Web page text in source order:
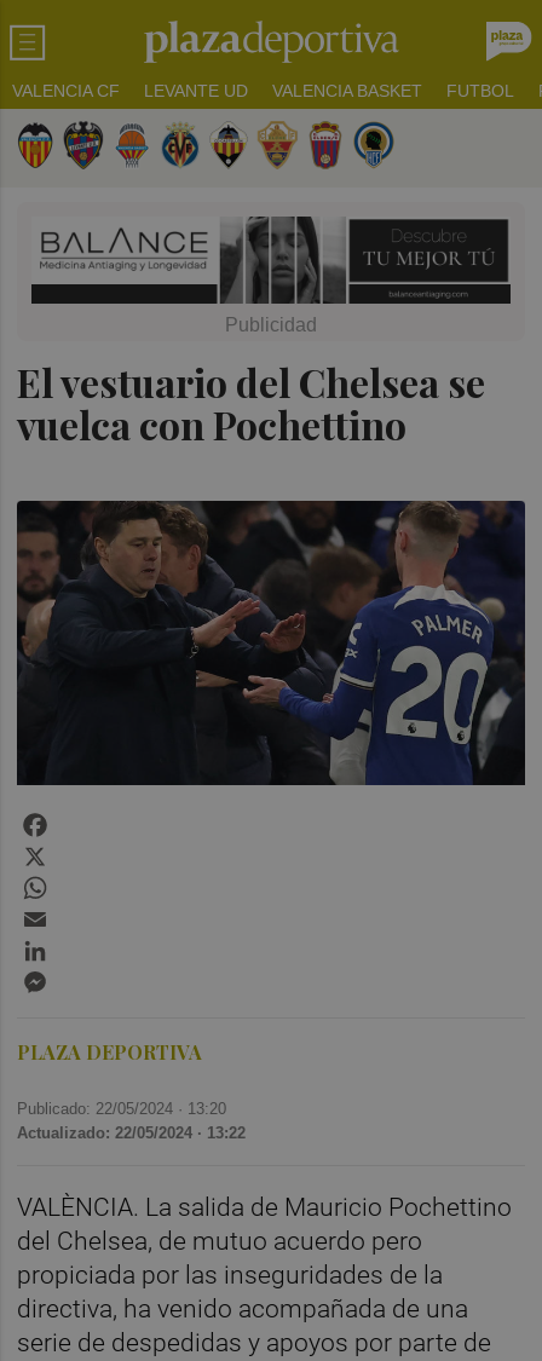
VALENCIA CF LEVANTE UD VALENCIA BASKET FUTBOL
El vestuario del Chelsea se
vuelca con Pochettino
PLAZA DEPORTIVA
Publicado: 22/05/2024 · 13:20
Actualizado: 22/05/2024 · 13:22
VALÈNCIA. La salida de Mauricio Pochettino
del Chelsea, de mutuo acuerdo pero
propiciada por las inseguridades de la
directiva, ha venido acompañada de una
serie de despedidas y apoyos por parte de